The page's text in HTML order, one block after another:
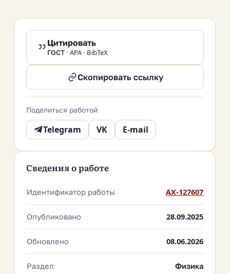
Цитировать
ГОСТ · APA · BibTeX
Скопировать ссылку
Поделиться работой
Telegram VK E-mail
Сведения о работе
Идентификатор работы AX-127607
Опубликовано 28.09.2025
Обновлено 08.06.2026
Раздел Физика